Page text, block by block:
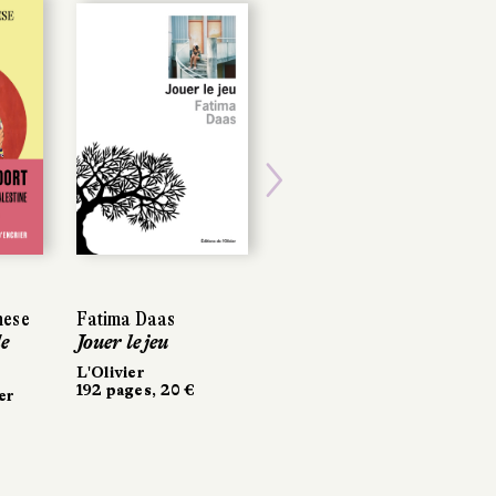
Fatima Daas
Jouer le jeu
L'Olivier
192 pages, 20 €
Fatima Daas
Jouer le jeu
L'Olivier
192 pages, 20 €